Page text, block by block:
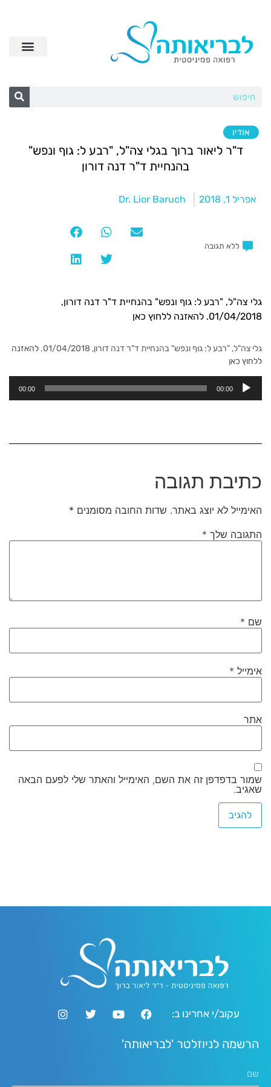
אודיו
ד"ר ליאור ברוך בגלי צה"ל, "רבע ל: גוף ונפש"
בהנחיית ד"ר דנה דורון
אפריל 1, 2018 Dr. Lior Baruch
ללא תגובה
גלי צה"ל, "רבע ל: גוף ונפש" בהנחיית ד"ר דנה דורון,
01/04/2018. להאזנה ללחוץ כאן
גלי צה"ל, "רבע ל: גוף ונפש" בהנחיית ד"ר דנה דורון, 01/04/2018.
להאזנה
ללחוץ כאן
00:00
00:00
כתיבת תגובה
האימייל לא יוצג באתר. שדות החובה מסומנים *
התגובה שלך *
שם *
אימייל *
אתר
שמור בדפדפן זה את השם, האימייל והאתר שלי לפעם הבאה
שאגיב.
עקוב/י אחרינו ב:
הרשמה לניוזלטר 'לבריאותה'